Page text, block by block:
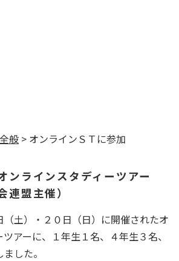
全般 > オンラインＳＴに参加
ラインスタディーツアー
連盟主催）
土）・２０日（日）に開催されたオ
アーに、１年生１名、４年生３名、
した。